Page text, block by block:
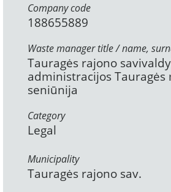
Company code
188655889
Waste manager title / name,
Tauragės rajono
administracijos Tauragės
seniūnija
Category
Legal
Municipality
Tauragės rajono sav.